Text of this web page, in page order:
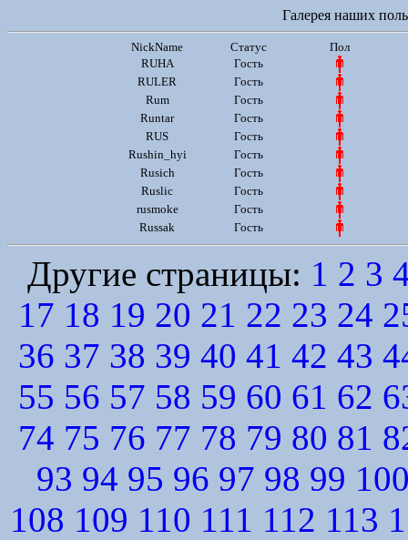
Галерея наших
NickName Статус
Пол
RUHA
Гость
RULER
Гость
Rum
Гость
Runtar
Гость
RUS
Гость
Rushin_hyi
Гость
Rusich
Гость
Ruslic
Гость
rusmoke
Гость
Russak
Гость
Другие страницы: 1 2 3
17 18 19 20 21 22 23 24
36 37 38 39 40 41 42 43
55 56 57 58 59 60 61 62
74 75 76 77 78 79 80 81
93 94 95 96 97 98 99
108 109 110 111 112 113